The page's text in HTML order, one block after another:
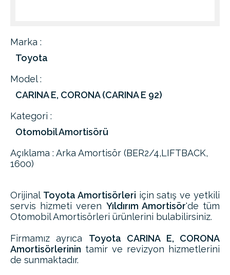
Marka :
Toyota
Model :
CARINA E, CORONA (CARINA E 92)
Kategori :
Otomobil Amortisörü
Açıklama : Arka Amortisör (BER2/4,LIFTBACK,
1600)
Orijinal Toyota Amortisörleri için satış ve yetkili
servis hizmeti veren Yıldırım Amortisör'de tüm
Otomobil Amortisörleri ürünlerini bulabilirsiniz.
Firmamız ayrıca Toyota CARINA E, CORONA
Amortisörlerinin tamir ve revizyon hizmetlerini
de sunmaktadır.